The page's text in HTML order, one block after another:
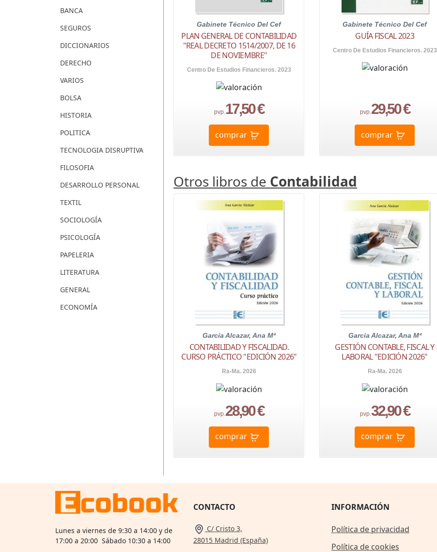
BANCA
SEGUROS
DICCIONARIOS
DERECHO
VARIOS
BOLSA
HISTORIA
POLITICA
TECNOLOGIA DISRUPTIVA
FILOSOFIA
DESARROLLO PERSONAL
TEXTIL
SOCIOLOGÍA
PSICOLOGÍA
PAPELERIA
LITERATURA
GENERAL
ECONOMÍA
Gabinete Técnico Del Cef
PLAN GENERAL DE CONTABILIDAD
"REAL DECRETO 1514/2007, DE 16
DE NOVIEMBRE"
Centro De Estudios Financieros. 2023
pvp.17,50 €
comprar
Gabinete Técnico Del Cef
GUÍA FISCAL 2023
Centro De Estudios Financieros. 2023
pvp.29,50 €
comprar
Otros libros de Contabilidad
García Alcazar, Ana Mª
CONTABILIDAD Y FISCALIDAD.
CURSO PRÁCTICO "EDICIÓN 2026"
Ra-Ma. 2026
pvp.28,90 €
comprar
García Alcazar, Ana Mª
GESTIÓN CONTABLE, FISCAL Y
LABORAL "EDICIÓN 2026"
Ra-Ma. 2026
pvp.32,90 €
comprar
Lunes a viernes de 9:30 a 14:00 y de
17:00 a 20:00 Sábado 10:30 a 14:00
CONTACTO
C/ Cristo 3,
28015 Madrid (España)
INFORMACIÓN
Política de privacidad
Política de cookies